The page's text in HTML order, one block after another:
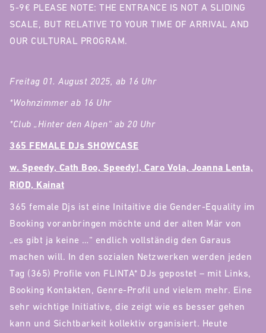
Freitag 01. August 2025, ab 16 Uhr
*Wohnzimmer ab 16 Uhr
*Club „Hinter den Alpen“ ab 20 Uhr
365 FEMALE DJs SHOWCASE
w. Speedy, Cath Boo, Speedy!, Caro Vola, Joanna Lenta,
RiOD, Kainat
365 female Djs ist eine Initaitive die Gender-Equality im
Booking voranbringen möchte und der alten Mär von
„es gibt ja keine …“ endlich vollständig den Garaus
machen will. In den sozialen Netzwerken werden jeden
Tag (365) Profile von FLINTA* DJs gepostet – mit Links,
Booking Kontakten, Genre-Profil und vielem mehr. Eine
sehr wichtige Initiative, die zeigt wie es besser gehen
kann und Sichtbarkeit kollektiv organisiert. Heute
5-9€ PLEASE NOTE: THE ENTRANCE IS NOT A SLIDING
SCALE, BUT RELATIVE TO YOUR TIME OF ARRIVAL AND
OUR CULTURAL PROGRAM.